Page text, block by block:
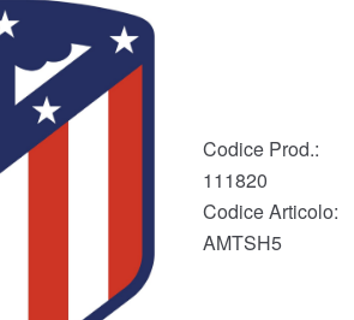
Codice Prod.:
111820
Codice Articolo:
AMTSH5